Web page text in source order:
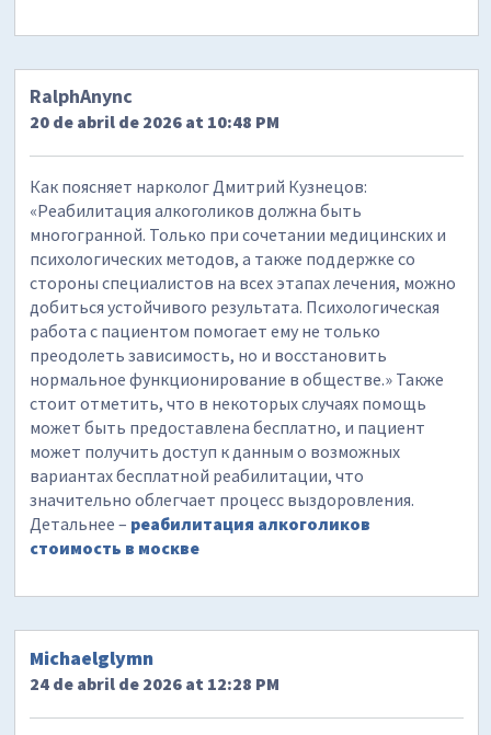
RalphAnync
20 de abril de 2026 at 10:48 PM
Как поясняет нарколог Дмитрий Кузнецов:
«Реабилитация алкоголиков должна быть
многогранной. Только при сочетании медицинских и
психологических методов, а также поддержке со
стороны специалистов на всех этапах лечения, можно
добиться устойчивого результата. Психологическая
работа с пациентом помогает ему не только
преодолеть зависимость, но и восстановить
нормальное функционирование в обществе.» Также
стоит отметить, что в некоторых случаях помощь
может быть предоставлена бесплатно, и пациент
может получить доступ к данным о возможных
вариантах бесплатной реабилитации, что
значительно облегчает процесс выздоровления.
Детальнее – реабилитация алкоголиков
стоимость в москве
Michaelglymn
24 de abril de 2026 at 12:28 PM